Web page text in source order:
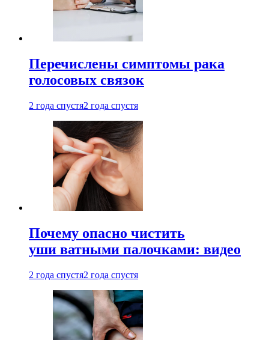
Перечислены симптомы рака
голосовых связок
2 года спустя2 года спустя
Почему опасно чистить
уши ватными палочками: видео
2 года спустя2 года спустя